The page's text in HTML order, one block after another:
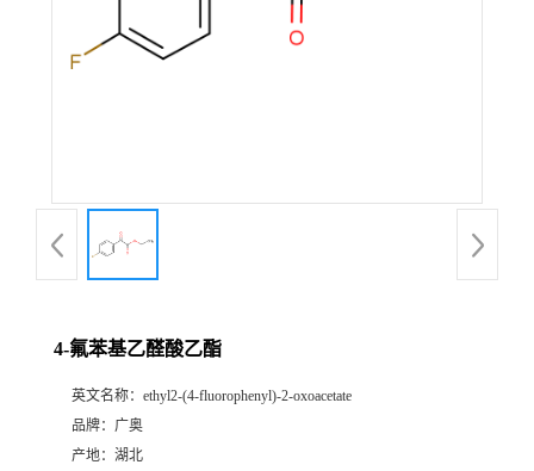
4-氟苯基乙醛酸乙酯
英文名称： ethyl2-(4-fluorophenyl)-2-oxoacetate
品牌： 广奥
产地： 湖北